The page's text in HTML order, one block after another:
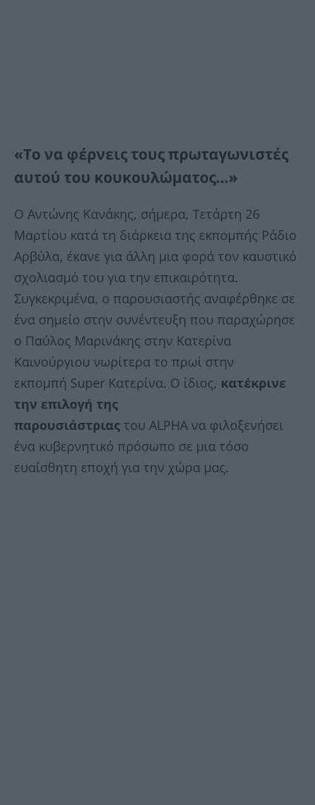
«Το να φέρνεις τους πρωταγωνιστές
αυτού του κουκουλώματος…»
Ο Αντώνης Κανάκης, σήμερα, Τετάρτη 26
Μαρτίου κατά τη διάρκεια της εκπομπής Ράδιο
Αρβύλα, έκανε για άλλη μια φορά τον καυστικό
σχολιασμό του για την επικαιρότητα.
Συγκεκριμένα, ο παρουσιαστής αναφέρθηκε σε
ένα σημείο στην συνέντευξη που παραχώρησε
ο Παύλος Μαρινάκης στην Κατερίνα
Καινούργιου νωρίτερα το πρωί στην
εκπομπή Super Κατερίνα. Ο ίδιος, κατέκρινε
την επιλογή της
παρουσιάστριας του ALPHA να φιλοξενήσει
ένα κυβερνητικό πρόσωπο σε μια τόσο
ευαίσθητη εποχή για την χώρα μας.